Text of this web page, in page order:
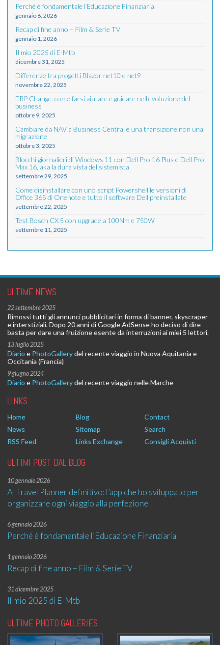
Perché è fondamentale l’Educazione Finanziaria
gennaio 6, 2026
Recap di fine anno – Film & Serie TV
gennaio 1, 2026
Il mio 2025 di E-Mtb
dicembre 31, 2025
Differenze tra progetti Blazor net10 e net9
novembre 22, 2025
ERP Change: come farsi aiutare e guidare nell'evoluzione del
business
ottobre 9, 2025
Cambiare da NAV a Business Central è una transizione non una
migrazione
ottobre 3, 2025
Blocchi giornalieri di Windows 11 con Dell Pro 16 Plus e Dell Pro
Max 16, aka la dura vista del sistemista
settembre 29, 2025
Come disinstallare con uno script Powershell le versioni di
Office 365 di Onenote e tutto il software Dell preinstallate
settembre 22, 2025
Test Bosch CX 5 con upgrade a 100Nm e 750W
settembre 11, 2025
ULTIME NEWS
22 settembre 2025
Rimossi tutti gli annunci pubblicitari in forma di banner, skyscraper
e interstiziali. Dopo 20 anni di Google AdSense ho deciso di dire
basta per dare una fruizione esente da interruzioni ai miei 5 lettori.
13 luglio 2025
Diario e PhotoGallerydel recente viaggio in Nuova Aquitania e
Occitania (Francia)
9 giugno 2024
Diario e PhotoGallerydel recente viaggio nelle Marche
LINKS
Home Blog
Contact
News
Sitemap
Search
RSS Feed
Links Exchange Consigli Acquisti
ULTIMI POST DAL BLOG
10 gennaio 2026
AI Travel Planner definitivo: l’app che ho sviluppato per
organizzare ogni viaggio alla perfezione
6 gennaio 2026
Perché è fondamentale l’Educazione Finanziaria
1 gennaio 2026
Recap di fine anno – Film & Serie TV
31 dicembre 2025
Il mio 2025 di E-Mtb
ULTIME PHOTO GALLERIES